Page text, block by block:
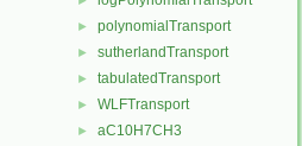
► polynomialTransport
► sutherlandTransport
► tabulatedTransport
► WLFTransport
► aC10H7CH3